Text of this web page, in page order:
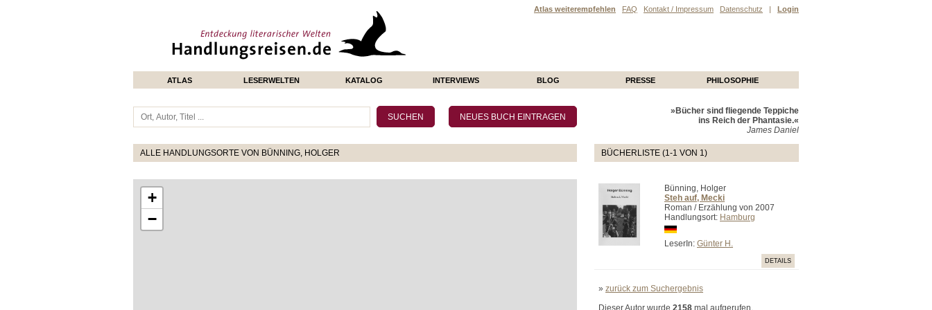
Atlas weiterempfehlen FAQ Kontakt / Impressum Datenschutz | Login
ATLAS LESERWELTEN KATALOG INTERVIEWS BLOG PRESSE PHILOSOPHIE
ALLE HANDLUNGSORTE VON BÜNNING, HOLGER
+
−
»Bücher sind fliegende Teppiche
ins Reich der Phantasie.«
James Daniel
BÜCHERLISTE (1-1 VON 1)
Bünning, Holger
Steh auf, Mecki
Roman / Erzählung von 2007
Handlungsort: Hamburg
LeserIn: Günter H.
DETAILS
» zurück zum Suchergebnis
Dieser Autor wurde 2158 mal aufgerufen.